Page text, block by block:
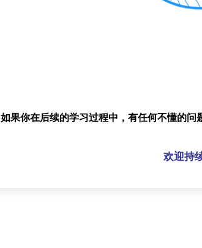
如果你在后续的学习过程中，有任何不懂的
欢迎持